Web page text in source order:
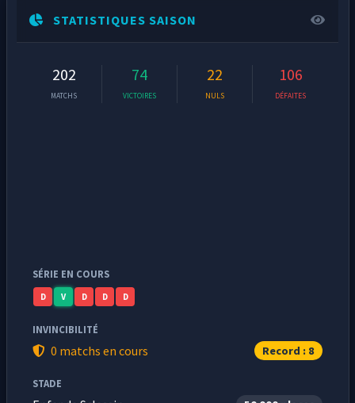
STATISTIQUES SAISON
202
MATCHS
74
VICTOIRES
22
NULS
106
DÉFAITES
SÉRIE EN COURS
D V D D D
INVINCIBILITÉ
0 matchs en cours Record : 8
STADE